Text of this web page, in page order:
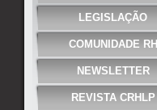
LEGISLAÇÃO
COMUNIDADE RH
NEWSLETTER
REVISTA CRHLP